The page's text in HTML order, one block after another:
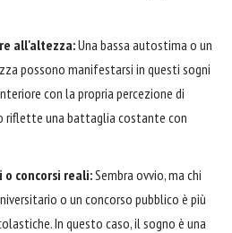
all'altezza:Una bassa autostima o un
possono manifestarsi in questi sogni
con la propria percezione di
riflette una battaglia costante con
o concorsi reali:Sembra ovvio, ma chi
o un concorso pubblico è più
In questo caso, il sogno è una